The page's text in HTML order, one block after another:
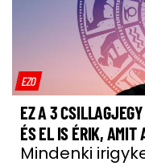
EZO
EZ A 3
ÉS EL IS ÉRIK, AMIT
Mindenki